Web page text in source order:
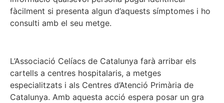
fàcilment si presenta algun d’aquests símptomes i ho
consulti amb el seu metge.
L’Associació Celíacs de Catalunya farà arribar els
cartells a centres hospitalaris, a metges
especialitzats i als Centres d’Atenció Primària de
Catalunya. Amb aquesta acció espera posar un gra